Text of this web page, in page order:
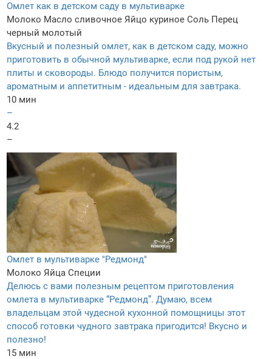
Омлет как в детском саду в мультиварке
Молоко Масло сливочное Яйцо куриное Соль Перец
черный молотый
Вкусный и полезный омлет, как в детском саду, можно
приготовить в обычной мультиварке, если под рукой нет
плиты и сковороды. Блюдо получится пористым,
ароматным и аппетитным - идеальным для завтрака.
10 мин
–
4.2
–
Омлет в мультиварке "Редмонд"
Молоко Яйца Специи
Делюсь с вами полезным рецептом приготовления
омлета в мультиварке “Редмонд”. Думаю, всем
владельцам этой чудесной кухонной помощницы этот
способ готовки чудного завтрака пригодится! Вкусно и
полезно!
15 мин